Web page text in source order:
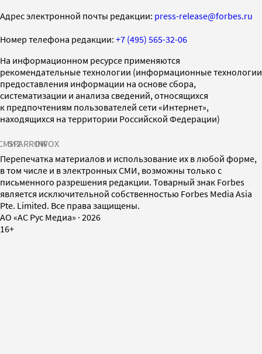
Адрес электронной почты редакции: press-release@forbes.ru
Номер телефона редакции: +7 (495) 565-32-06
На информационном ресурсе применяются
рекомендательные технологии (информационные технологии
предоставления информации на основе сбора,
систематизации и анализа сведений, относящихся
к предпочтениям пользователей сети «Интернет»,
находящихся на территории Российской Федерации)
SPARROWINFOX
Перепечатка материалов и использование их в любой форме,
в том числе и в электронных СМИ, возможны только с
письменного разрешения редакции. Товарный знак Forbes
является исключительной собственностью Forbes Media Asia
Pte. Limited. Все права защищены.
AO «АС Рус Медиа» · 2026
16+